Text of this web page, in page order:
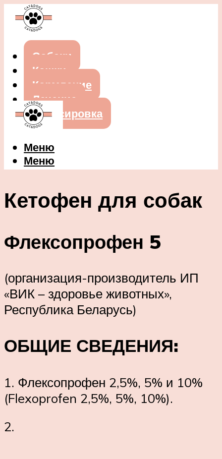
Собаки
Кошки
Кормление
Лечение
Дрессировка
Меню
Меню
Кетофен для собак
Флексопрофен 5
(организация-производитель ИП
«ВИК – здоровье животных»,
Республика Беларусь)
ОБЩИЕ СВЕДЕНИЯ:
1. Флексопрофен 2,5%, 5% и 10%
(Flexoprofen 2,5%, 5%, 10%).
2.